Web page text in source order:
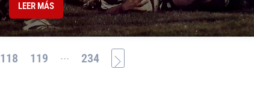
LEER MÁS
118 119 ... 234